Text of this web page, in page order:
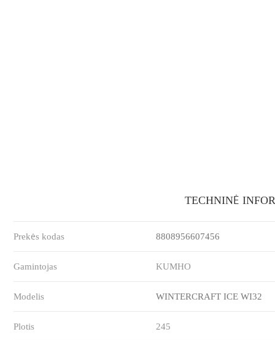
TECHNINĖ
Prekės kodas 8808956607456
Gamintojas KUMHO
Modelis WINTERCRAFT ICE WI32
Plotis 245